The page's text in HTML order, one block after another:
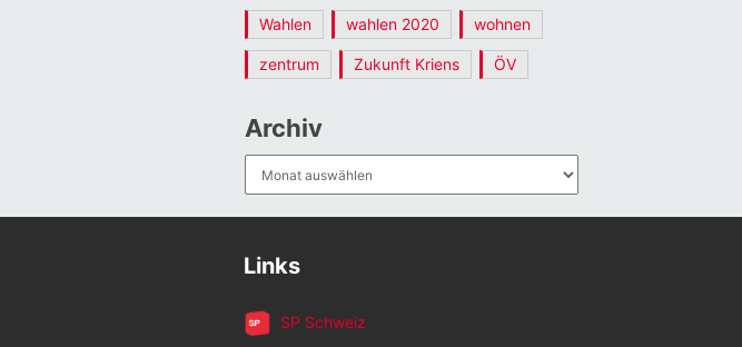
Wahlen wahlen 2020 wohnen
zentrum Zukunft Kriens ÖV
Archiv
Links
SP Schweiz